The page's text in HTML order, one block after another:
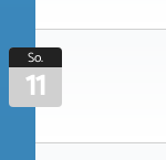
So.
11